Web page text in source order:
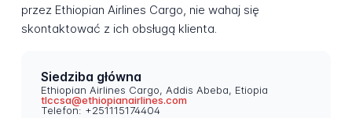
przez Ethiopian Airlines Cargo, nie wahaj się
skontaktować z ich obsługą klienta.
Siedziba główna
Ethiopian Airlines Cargo, Addis Abeba, Etiopia
tlccsa@ethiopianairlines.com
Telefon: +251115174404